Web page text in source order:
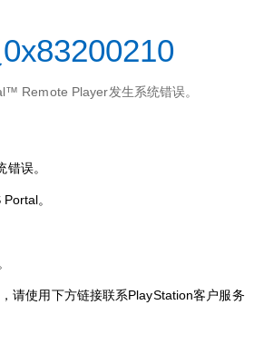
Remote Player发生系统错误。
误。
。
。
请使用下方链接联系PlayStation客户服务